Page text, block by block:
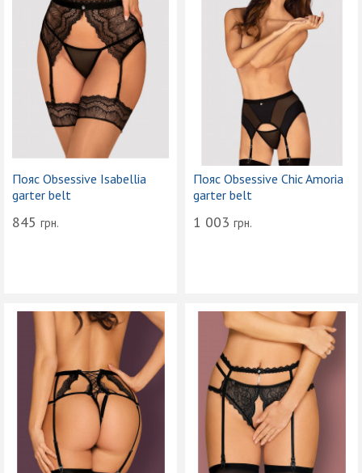
Пояс Obsessive Isabellia
garter belt
845 грн.
Пояс Obsessive Chic Amoria
garter belt
1 003 грн.